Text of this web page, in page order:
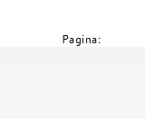
Pagina: